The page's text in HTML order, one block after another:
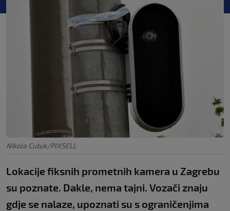
Nikola Cutuk/PIXSELL
Lokacije fiksnih prometnih kamera u Zagrebu
su poznate. Dakle, nema tajni. Vozači znaju
gdje se nalaze, upoznati su s ograničenjima